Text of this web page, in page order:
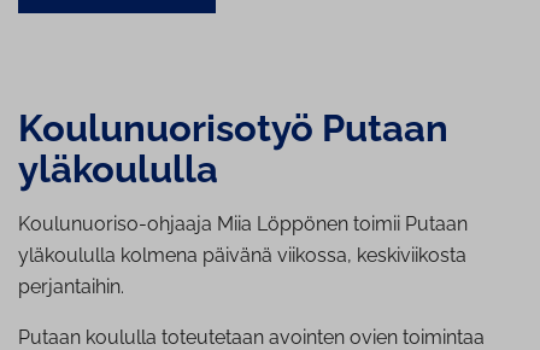
Kou­lu­nuo­ri­so­työ Putaan
yläkoululla
Koulunuoriso-ohjaaja Miia Löppönen toimii Putaan
yläkoululla kolmena päivänä viikossa, keskiviikosta
perjantaihin.
Putaan koululla toteutetaan avointen ovien toimintaa